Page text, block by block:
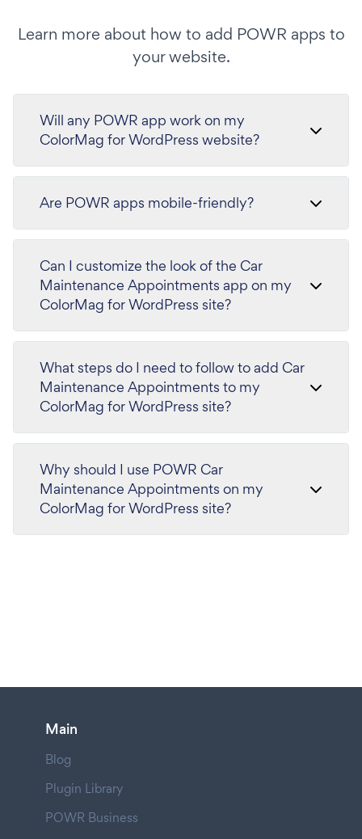
Learn more about how to add POWR apps to
your website.
Will any POWR app work on my
ColorMag for WordPress website?
Are POWR apps mobile-friendly?
Can I customize the look of the Car
Maintenance Appointments app on my
ColorMag for WordPress site?
What steps do I need to follow to add Car
Maintenance Appointments to my
ColorMag for WordPress site?
Why should I use POWR Car
Maintenance Appointments on my
ColorMag for WordPress site?
Main
Blog
Plugin Library
POWR Business